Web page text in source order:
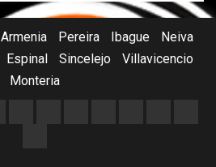
Armenia Pereira Ibague
Neiva
Espinal Sincelejo
Villavicencio
Monteria